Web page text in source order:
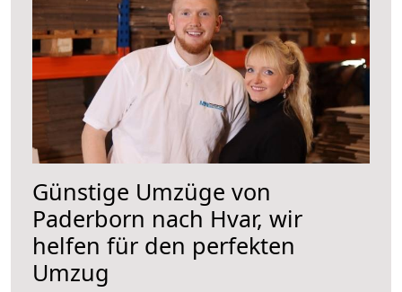
Günstige Umzüge von
Paderborn nach Hvar, wir
helfen für den perfekten
Umzug